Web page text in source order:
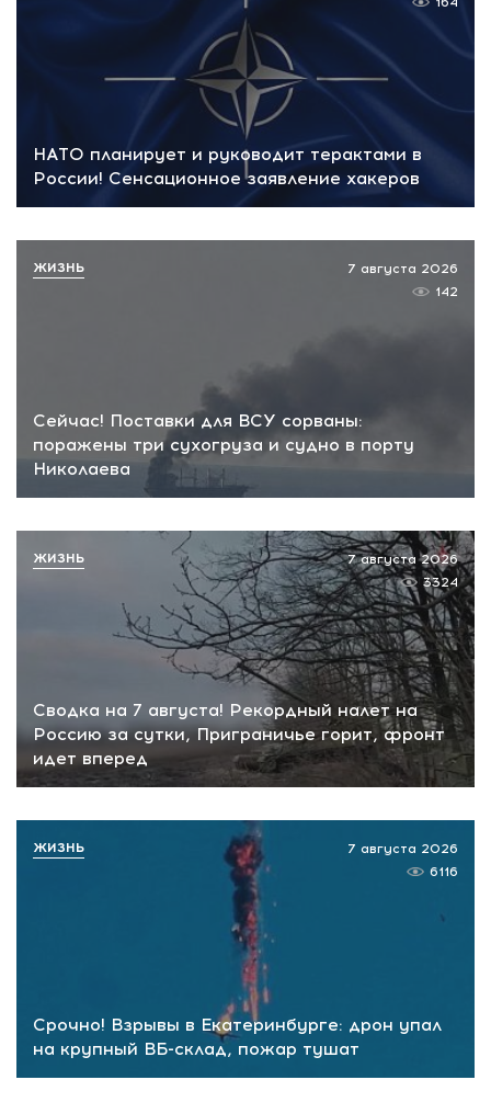
НАТО планирует и руководит терактами в
России! Сенсационное заявление хакеров
Сейчас! Поставки для ВСУ сорваны:
поражены три сухогруза и судно в порту
Николаева
7 августа 2026
142
ЖИЗНЬ
Сводка на 7 августа! Рекордный налет на
Россию за сутки, Приграничье горит, фронт
идет вперед
7 августа 2026
3324
ЖИЗНЬ
Срочно! Взрывы в Екатеринбурге: дрон упал
на крупный ВБ-склад, пожар тушат
7 августа 2026
6116
ЖИЗНЬ